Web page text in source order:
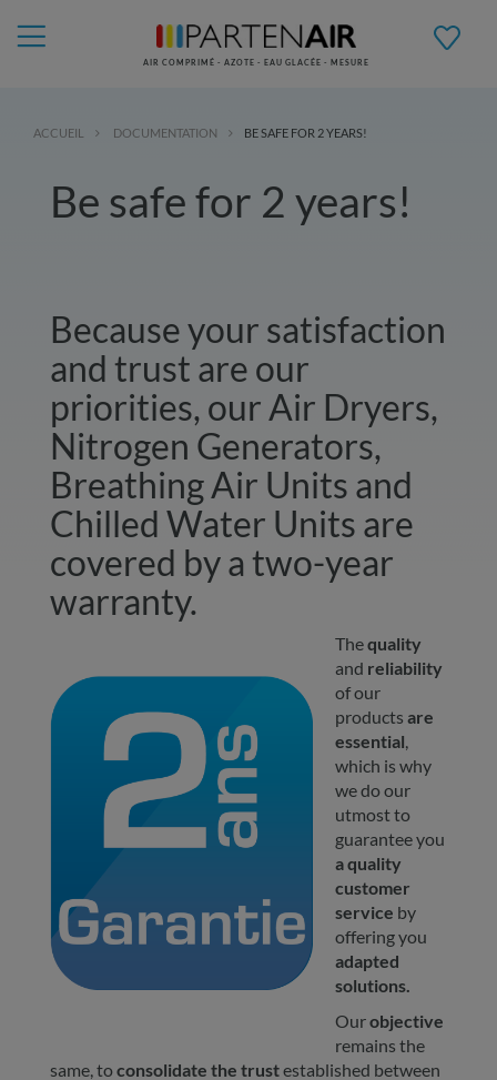
AIR COMPRIMÉ - AZOTE - EAU GLACÉE - MESURE
ACCUEIL DOCUMENTATION BE SAFE FOR 2 YEARS!
Be safe for 2 years!
Because your satisfaction
and trust are our
priorities, our Air Dryers,
Nitrogen Generators,
Breathing Air Units and
Chilled Water Units are
covered by a two-year
warranty.
Thequality
and reliability
of our
products are
essential,
which is why
we do our
utmost to
guarantee you
a quality
customer
service by
offering you
adapted
solutions.
Ourobjective
remains the
same, toconsolidate the trustestablished between